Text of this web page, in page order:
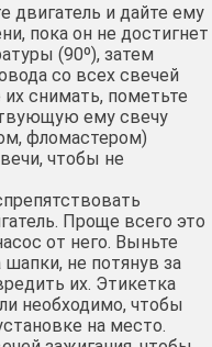
двигатель и дайте ему
пока он не достигнет
(90º), затем
со всех свечей
снимать, пометьте
ему свечу
фломастером)
чтобы не
Проще всего это
от него. Выньте
не потянув за
их. Этикетка
необходимо, чтобы
на место.